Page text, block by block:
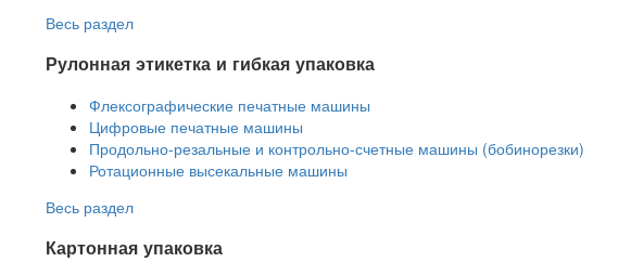
Весь раздел
Рулонная этикетка и гибкая упаковка
Флексографические печатные машины
Цифровые печатные машины
Продольно-резальные и контрольно-счетные машины (бобинорезки)
Ротационные высекальные машины
Весь раздел
Картонная упаковка